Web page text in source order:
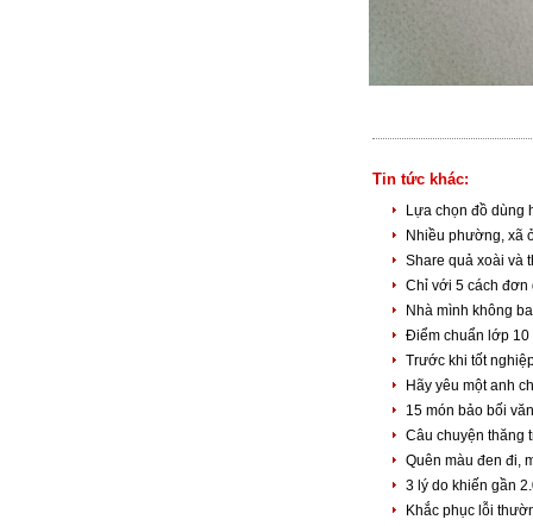
Tin tức khác:
Lựa chọn đồ dùng
Nhiều phường, xã
Share quả xoài và
Chỉ với 5 cách đơn
Nhà mình không
Điểm chuẩn lớp 10
Trước khi tốt
Hãy yêu một anh
15 món bảo bối
Câu chuyện thăng
Quên màu đen đi,
3 lý do khiến gần
Khắc phục lỗi